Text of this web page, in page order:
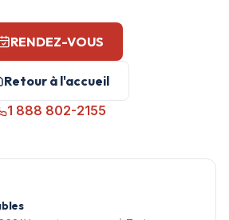
RENDEZ-VOUS
Retour à l'accueil
1 888 802-2155